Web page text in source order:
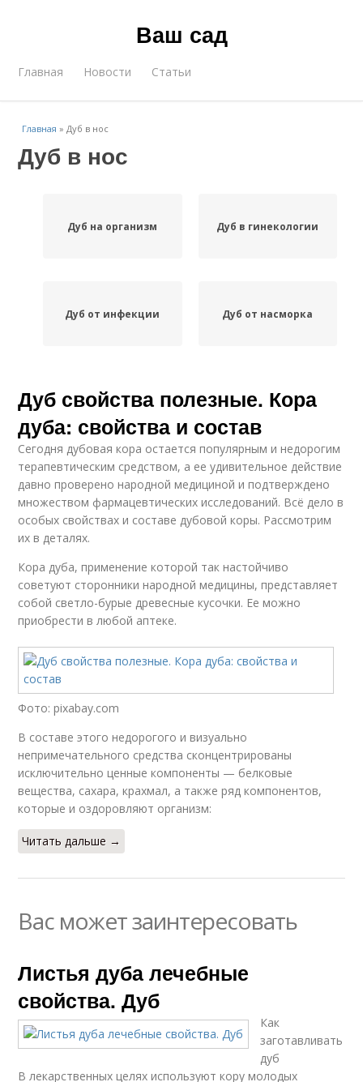
Ваш сад
Главная Новости Статьи
Главная »Дуб в нос
Дуб в нос
Дуб на организм Дуб в гинекологии
Дуб от инфекции Дуб от насморка
Дуб свойства полезные. Кора
дуба: свойства и состав
Сегодня дубовая кора остается популярным и недорогим
терапевтическим средством, а ее удивительное действие
давно проверено народной медициной и подтверждено
множеством фармацевтических исследований. Всё дело в
особых свойствах и составе дубовой коры. Рассмотрим
их в деталях.
Кора дуба, применение которой так настойчиво
советуют сторонники народной медицины, представляет
собой светло-бурые древесные кусочки. Ее можно
приобрести в любой аптеке.
Фото: pixabay.com
В составе этого недорогого и визуально
непримечательного средства сконцентрированы
исключительно ценные компоненты — белковые
вещества, сахара, крахмал, а также ряд компонентов,
которые и оздоровляют организм:
Читать дальше →
Вас может заинтересовать
Листья дуба лечебные
свойства. Дуб
Как
заготавливать
дуб
В лекарственных целях используют кору молодых